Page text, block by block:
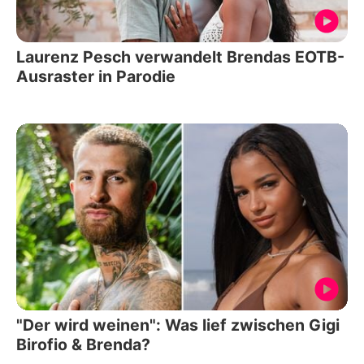
Laurenz Pesch verwandelt Brendas EOTB-
Ausraster in Parodie
"Der wird weinen": Was lief zwischen Gigi
Birofio & Brenda?